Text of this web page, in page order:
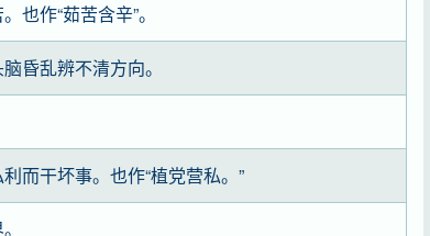
也作“茹苦含辛”。
昏乱辨不清方向。
而干坏事。也作“植党营私。”